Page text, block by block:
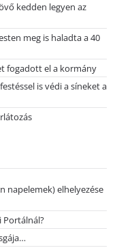
kedden legyen az
meg is haladta a 40
fogadott el a kormány
is védi a síneket a
napelemek) elhelyezése
Portálnál?